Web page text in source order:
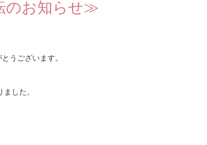
のお知らせ≫
うございます。
した。